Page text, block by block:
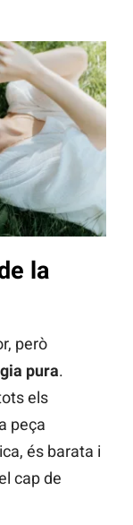
la
però
pura.
els
peça
és barata i
cap de